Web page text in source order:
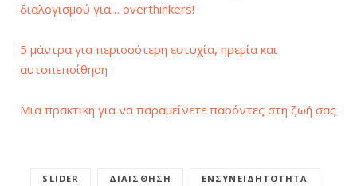
διαλογισμού για… overthinkers!
5 μάντρα για περισσότερη ευτυχία, ηρεμία και
αυτοπεποίθηση
Μια πρακτική για να παραμείνετε παρόντες στη ζωή σας
SLIDER ΔΙΑΊΣΘΗΣΗ ΕΝΣΥΝΕΙΔΗΤΌΤΗΤΑ